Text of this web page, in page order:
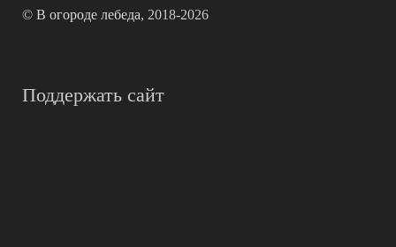
© В огороде лебеда, 2018-2026
Поддержать сайт